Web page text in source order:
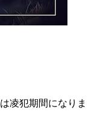
凌犯期間になりま